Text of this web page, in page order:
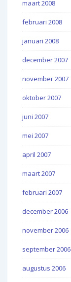
maart 2008
februari 2008
januari 2008
december 2007
november 2007
oktober 2007
juni 2007
mei 2007
april 2007
maart 2007
februari 2007
december 2006
november 2006
september 2006
augustus 2006